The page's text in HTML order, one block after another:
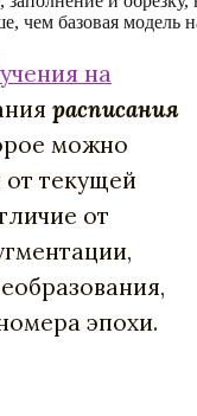
чем базовая модель
на
расписания
можно
от текущей
от
эпохи.